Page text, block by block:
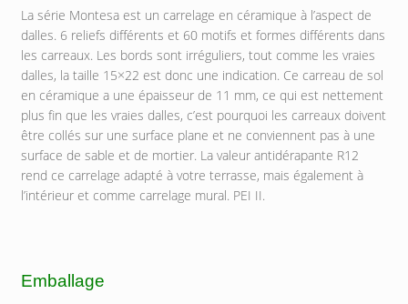
La série Montesa est un carrelage en céramique à l’aspect de
dalles. 6 reliefs différents et 60 motifs et formes différents dans
les carreaux. Les bords sont irréguliers, tout comme les vraies
dalles, la taille 15×22 est donc une indication. Ce carreau de sol
en céramique a une épaisseur de 11 mm, ce qui est nettement
plus fin que les vraies dalles, c’est pourquoi les carreaux doivent
être collés sur une surface plane et ne conviennent pas à une
surface de sable et de mortier. La valeur antidérapante R12
rend ce carrelage adapté à votre terrasse, mais également à
l’intérieur et comme carrelage mural. PEI II.
Emballage